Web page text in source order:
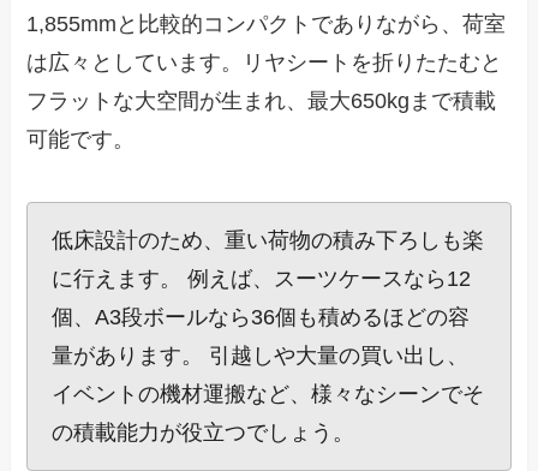
1,855mmと比較的コンパクトでありながら、荷室
は広々としています。リヤシートを折りたたむと
フラットな大空間が生まれ、最大650kgまで積載
可能です。
低床設計のため、重い荷物の積み下ろしも楽
に行えます。 例えば、スーツケースなら12
個、A3段ボールなら36個も積めるほどの容
量があります。 引越しや大量の買い出し、
イベントの機材運搬など、様々なシーンでそ
の積載能力が役立つでしょう。